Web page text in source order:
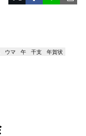
ウマ 午 干支
年賀状